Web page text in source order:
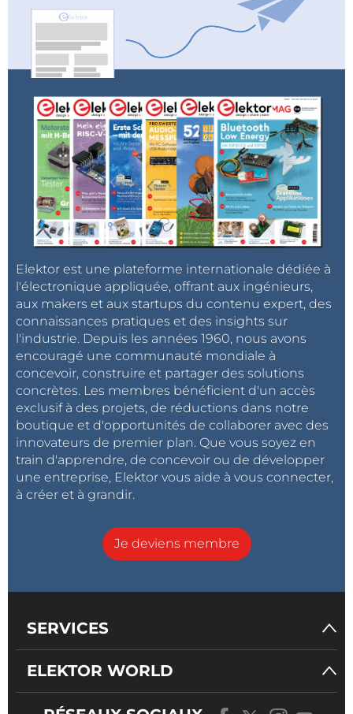
Elektor est une plateforme internationale dédiée à
l'électronique appliquée, offrant aux ingénieurs,
aux makers et aux startups du contenu expert, des
connaissances pratiques et des insights sur
l'industrie. Depuis les années 1960, nous avons
encouragé une communauté mondiale à
concevoir, construire et partager des solutions
concrètes. Les membres bénéficient d'un accès
exclusif à des projets, de réductions dans notre
boutique et d'opportunités de collaborer avec des
innovateurs de premier plan. Que vous soyez en
train d'apprendre, de concevoir ou de développer
une entreprise, Elektor vous aide à vous connecter,
à créer et à grandir.
Je deviens membre
SERVICES
ELEKTOR WORLD